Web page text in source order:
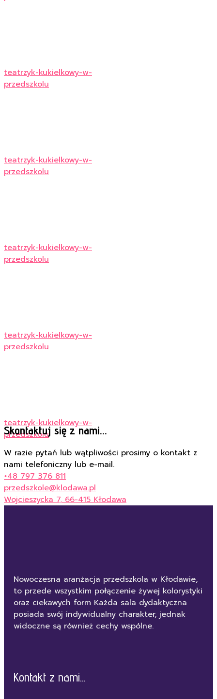
teatrzyk-kukielkowy-w-
przedszkolu
teatrzyk-kukielkowy-w-
przedszkolu
teatrzyk-kukielkowy-w-
przedszkolu
teatrzyk-kukielkowy-w-
przedszkolu
teatrzyk-kukielkowy-w-
przedszkolu
Skontaktuj się z nami...
W razie pytań lub wątpliwości prosimy o kontakt z
nami telefoniczny lub e-mail.
+48 797 376 811
przedszkole@klodawa.pl
Wojcieszycka 7, 66-415 Kłodawa
Nowoczesna aranżacja przedszkola w Kłodawie,
to przede wszystkim połączenie żywej kolorystyki
oraz ciekawych form Każda sala dydaktyczna
posiada swój indywidualny charakter, jednak
widoczne są również cechy wspólne.
Kontakt z nami...